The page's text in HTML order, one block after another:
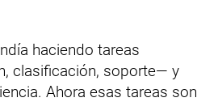
haciendo tareas
clasificación, soporte— y
Ahora esas tareas son